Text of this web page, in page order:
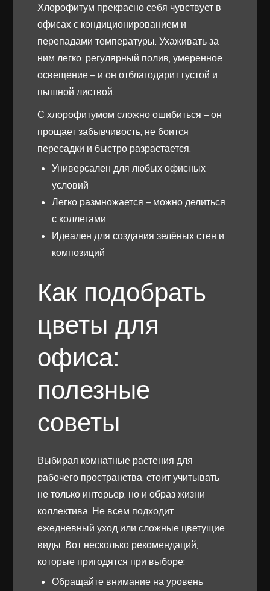
Хлорофитум прекрасно себя чувствует в
офисах с кондиционированием и
перепадами температуры. Ухаживать за
ним легко: регулярный полив, умеренное
освещение – и он отблагодарит густой и
пышной листвой.
С хлорофитумом сложно ошибиться – он
прощает забывчивость, не боится
пересадки и быстро разрастается.
Универсален для любых офисных
условий
Легко размножается – можно делиться
с коллегами
Идеален для создания зелёных стен и
композиций
Как подобрать
цветы для
офиса:
полезные
советы
Выбирая комнатные растения для
рабочего пространства, стоит учитывать
не только интерьер, но и образ жизни
коллектива. Не всем подходит
ежедневный уход или сложные цветущие
виды. Вот несколько рекомендаций,
которые пригодятся при выборе:
Обращайте внимание на уровень